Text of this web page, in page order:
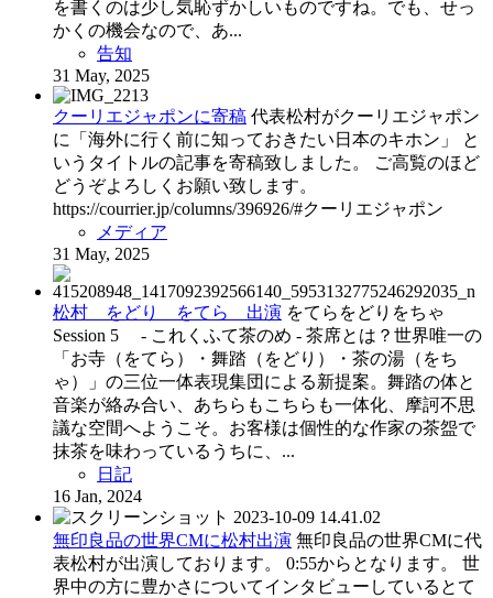
を書くのは少し気恥ずかしいものですね。でも、せっ
かくの機会なので、あ...
告知
31 May, 2025
クーリエジャポンに寄稿 代表松村がクーリエジャポン
に「海外に行く前に知っておきたい日本のキホン」 と
いうタイトルの記事を寄稿致しました。 ご高覧のほど
どうぞよろしくお願い致します。
https://courrier.jp/columns/396926/#クーリエジャポン
メディア
31 May, 2025
松村 をどり をてら 出演 をてらをどりをちゃ
Session 5 - これくふて茶のめ - 茶席とは？世界唯一の
「お寺（をてら）・舞踏（をどり）・茶の湯（をち
ゃ）」の三位一体表現集団による新提案。舞踏の体と
音楽が絡み合い、あちらもこちらも一体化、摩訶不思
議な空間へようこそ。お客様は個性的な作家の茶盌で
抹茶を味わっているうちに、...
日記
16 Jan, 2024
無印良品の世界CMに松村出演 無印良品の世界CMに代
表松村が出演しております。 0:55からとなります。 世
界中の方に豊かさについてインタビューしているとて